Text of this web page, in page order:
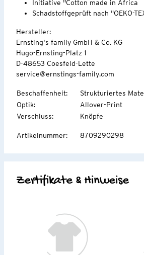
Initiative "Cotton made in Africa
Schadstoffgeprüft nach "OEKO-
Hersteller:
Ernsting's family GmbH & Co. KG
Hugo-Ernsting-Platz 1
D-48653 Coesfeld-Lette
service@ernstings-family.com
Beschaffenheit:
Strukturiertes
Optik:
Allover-Print
Verschluss: Knöpfe
Artikelnummer: 8709290298
Zertifikate & Hinweise